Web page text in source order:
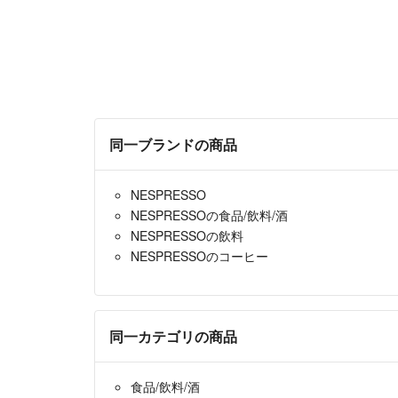
同一ブランドの商品
NESPRESSO
NESPRESSOの食品/飲料/酒
NESPRESSOの飲料
NESPRESSOのコーヒー
同一カテゴリの商品
食品/飲料/酒